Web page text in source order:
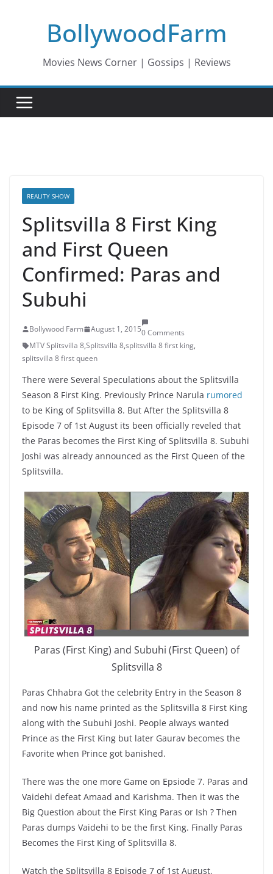
BollywoodFarm
Movies News Corner | Gossips | Reviews
REALITY SHOW
Splitsvilla 8 First King
and First Queen
Confirmed: Paras and
Subuhi
Bollywood Farm August 1, 20150 Comments
MTV Splitsvilla 8,Splitsvilla 8,splitsvilla 8 first king,
splitsvilla 8 first queen
There were Several Speculations about the Splitsvilla
Season 8 First King. Previously Prince Narula rumored
to be King of Splitsvilla 8. But After the Splitsvilla 8
Episode 7 of 1st August its been officially reveled that
the Paras becomes the First King of Splitsvilla 8. Subuhi
Joshi was already announced as the First Queen of the
Splitsvilla.
Paras (First King) and Subuhi (First Queen) of
Splitsvilla 8
Paras Chhabra Got the celebrity Entry in the Season 8
and now his name printed as the Splitsvilla 8 First King
along with the Subuhi Joshi. People always wanted
Prince as the First King but later Gaurav becomes the
Favorite when Prince got banished.
There was the one more Game on Epsiode 7. Paras and
Vaidehi defeat Amaad and Karishma. Then it was the
Big Question about the First King Paras or Ish ? Then
Paras dumps Vaidehi to be the first King. Finally Paras
Becomes the First King of Splitsvilla 8.
Watch the Splitsvilla 8 Episode 7 of 1st August,